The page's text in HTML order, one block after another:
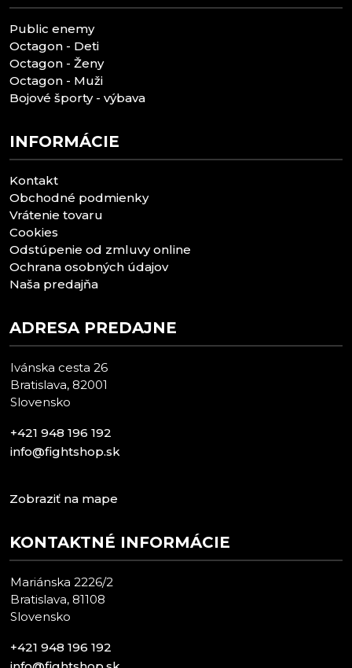
Public enemy
Octagon - Deti
Octagon - Ženy
Octagon - Muži
Bojové športy - výbava
INFORMÁCIE
Kontakt
Obchodné podmienky
Vrátenie tovaru
Cookies
Odstúpenie od zmluvy online
Ochrana osobných údajov
Naša predajňa
ADRESA PREDAJNE
Ivánska cesta 26
Bratislava, 82001
Slovensko
+421 948 196 192
info@fightshop.sk
Zobraziť na mape
KONTAKTNÉ INFORMÁCIE
Mariánska 2226/2
Bratislava, 81108
Slovensko
+421 948 196 192